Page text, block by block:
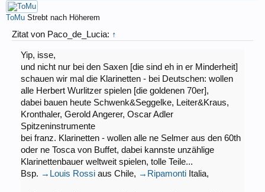
ToMu Strebt nach Höherem
Zitat von Paco_de_Lucia: ↑
Yip, isse,
und nicht nur bei den Saxen [die sind eh in er Minderheit]
schauen wir mal die Klarinetten - bei Deutschen: wollen
alle Herbert Wurlitzer spielen [die goldenen 70er],
dabei bauen heute Schwenk&Seggelke, Leiter&Kraus,
Kronthaler, Gerold Angerer, Oscar Adler
Spitzeninstrumente
bei franz. Klarinetten - wollen alle ne Selmer aus den 60th
oder ne Tosca von Buffet, dabei kannste unzählige
Klarinettenbauer weltweit spielen, tolle Teile...
Bsp. →Louis Rossiaus Chile, →RipamontiItalia,